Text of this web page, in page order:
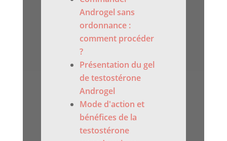
Androgel sans
ordonnance :
comment procéder
?
Présentation du gel
de testostérone
Androgel
Mode d'action et
bénéfices de la
testostérone